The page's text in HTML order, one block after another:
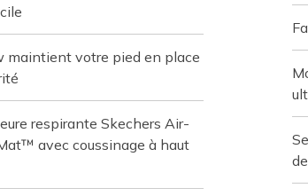
maintient votre pied en place
respirante Skechers Air-
avec coussinage à haut